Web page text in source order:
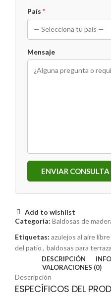
País *
Mensaje
ENVIAR CONSULTA
Add to wishlist
Categoría: Baldosas de
Etiquetas: azulejos al aire libre
del patio, baldosas para
DESCRIPCIÓN
VALORACIONES (0)
Descripción
ESPECÍFICOS DEL